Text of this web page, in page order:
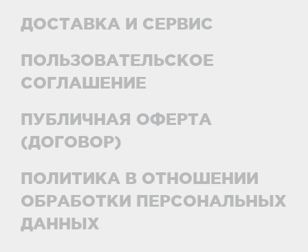
ДОСТАВКА И СЕРВИС
ПОЛЬЗОВАТЕЛЬСКОЕ
СОГЛАШЕНИЕ
ПУБЛИЧНАЯ ОФЕРТА
(ДОГОВОР)
ПОЛИТИКА В ОТНОШЕНИИ
ОБРАБОТКИ ПЕРСОНАЛЬНЫХ
ДАННЫХ